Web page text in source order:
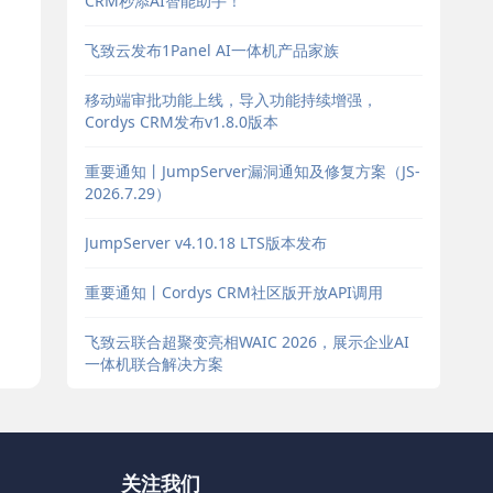
飞致云发布1Panel AI一体机产品家族
移动端审批功能上线，导入功能持续增强，
Cordys CRM发布v1.8.0版本
重要通知丨JumpServer漏洞通知及修复方案（JS-
2026.7.29）
JumpServer v4.10.18 LTS版本发布
重要通知丨Cordys CRM社区版开放API调用
飞致云联合超聚变亮相WAIC 2026，展示企业AI
一体机联合解决方案
关注我们